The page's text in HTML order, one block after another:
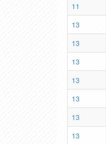
11
13
13
13
13
13
13
13